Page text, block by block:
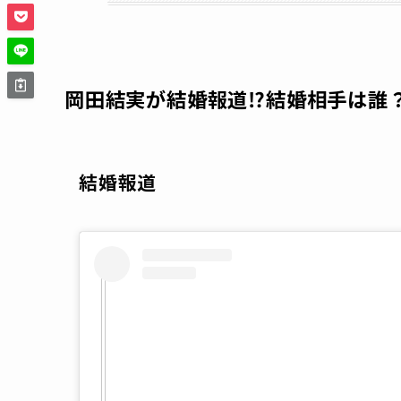
岡田結実が結婚報道⁉結婚相手は誰
結婚報道